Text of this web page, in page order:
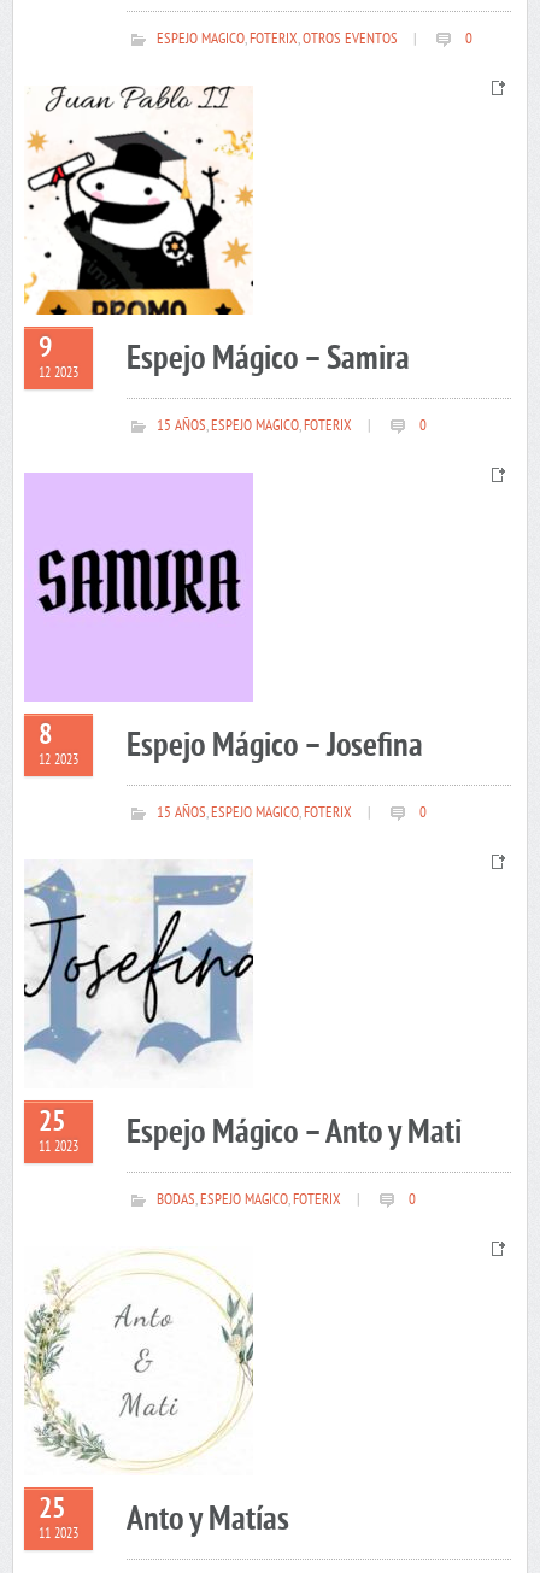
ESPEJO MAGICO,FOTERIX,OTROS EVENTOS 0
9
12 2023 Espejo Mágico – Samira
15 AÑOS,ESPEJO MAGICO,FOTERIX 0
8
12 2023 Espejo Mágico – Josefina
15 AÑOS,ESPEJO MAGICO,FOTERIX 0
25
11 2023 Espejo Mágico – Anto y Mati
BODAS,ESPEJO MAGICO,FOTERIX 0
25
11 2023 Anto y Matías